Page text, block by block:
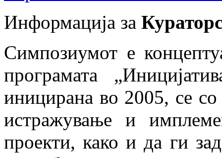
Информација за
Симпозиумот е
програмата
иницирана во 2005, се
истражување и
проекти, како и да ги